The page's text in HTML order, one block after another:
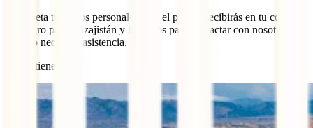
Completa tus datos personales, haz el pago y recibirás en tu correo
tu seguro para Kazajistán y los datos para contactar con nosotros
cuando necesites asistencia.
¡Ya lo tienes!